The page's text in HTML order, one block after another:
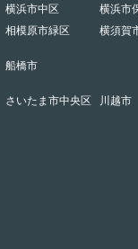
横浜市中区 横浜市
相模原市緑区 横須賀
船橋市
さいたま市中央区 川越市